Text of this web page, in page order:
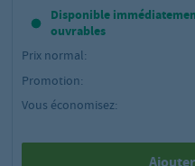
Disponible
ouvrables
Prix normal:
Promotion:
Vous économisez: